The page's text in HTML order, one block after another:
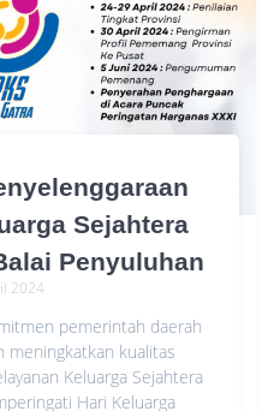
Sejahtera
Penyuluhan
2024
pemerintah daerah
meningkatkan kualitas
Keluarga Sejahtera
Hari Keluarga